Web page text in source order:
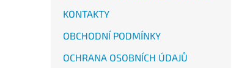
KONTAKTY
OBCHODNÍ PODMÍNKY
OCHRANA OSOBNÍCH ÚDAJŮ